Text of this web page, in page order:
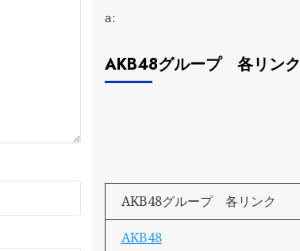
a:
AKB48グループ 各リンク
AKB48グループ 各リンク
AKB48